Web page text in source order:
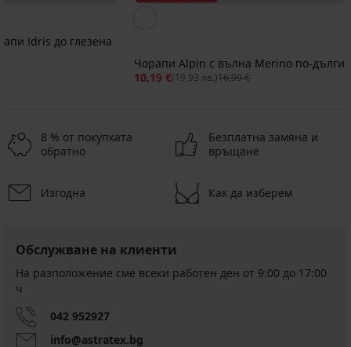
Idris до глезена
Чорапи Alpin с вълна Merino по-дълги
10,19 €(19,93 лв.)16,99 €
2+1 БЕЗПЛАТНО
2PACK
чорапи
компресия
2+1 БЕЗПЛАТНО
чорапи
Legan
доЧорапи
Setra
8 % от покупката
обратно
Безплатна замяна и
връщане
Изгодна Как да изберем
Обслужване на клиенти
На разположение сме всеки работен ден от 9:00 до 17:00
ч
042 952927
info@astratex.bg